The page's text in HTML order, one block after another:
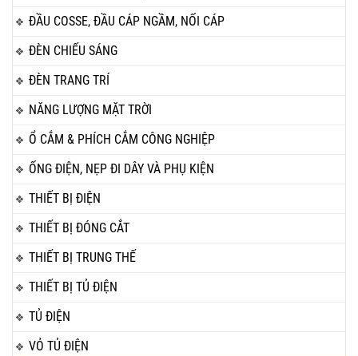
ĐẦU COSSE, ĐẦU CÁP NGẦM, NỐI CÁP
ĐÈN CHIẾU SÁNG
ĐÈN TRANG TRÍ
NĂNG LƯỢNG MẶT TRỜI
Ổ CẮM & PHÍCH CẮM CÔNG NGHIỆP
ỐNG ĐIỆN, NẸP ĐI DÂY VÀ PHỤ KIỆN
THIẾT BỊ ĐIỆN
THIẾT BỊ ĐÓNG CẮT
THIẾT BỊ TRUNG THẾ
THIẾT BỊ TỦ ĐIỆN
TỦ ĐIỆN
VỎ TỦ ĐIỆN